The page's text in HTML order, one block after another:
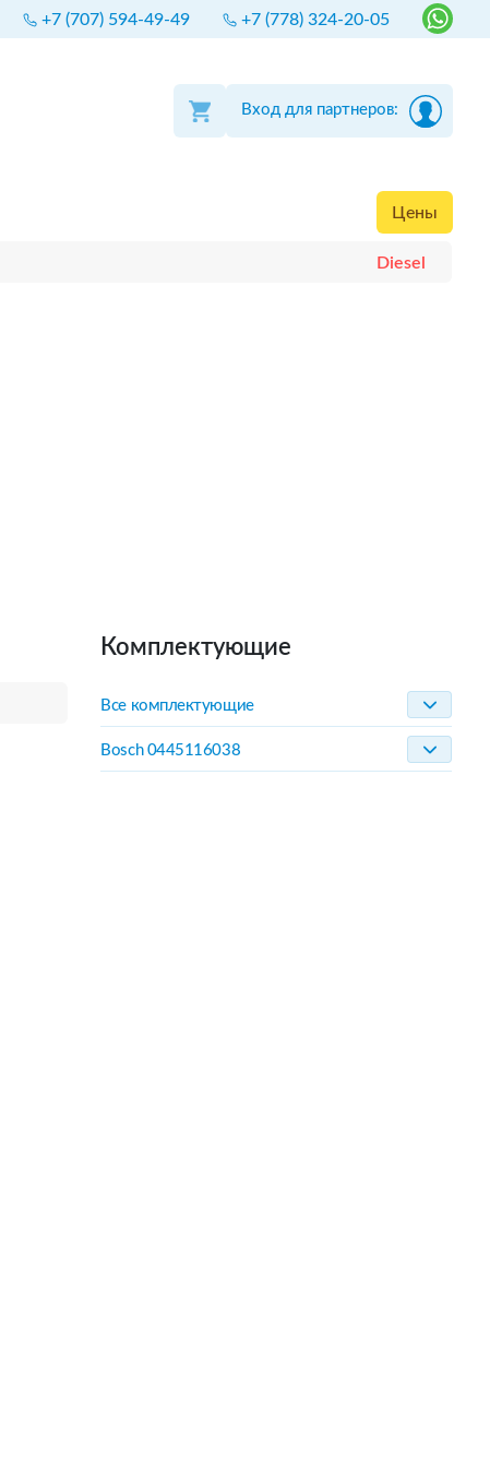
+7 (707) 594-49-49 +7 (778) 324-20-05
Вход для партнеров:
Цены
Diesel
Комплектующие
Все комплектующие
Bosch 0445116038